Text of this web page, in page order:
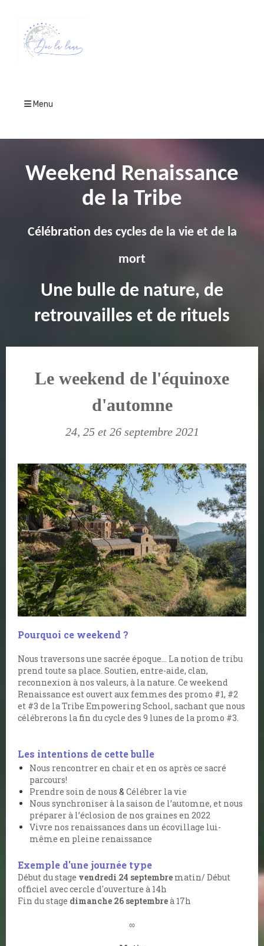
Menu
Weekend Renaissance
de la Tribe
Célébration des cycles de la vie et de la
mort
Une bulle de nature, de
retrouvailles et de rituels
Le weekend de l'équinoxe
d'automne
24, 25 et 26 septembre 2021
Pourquoi ce weekend ?
Nous traversons une sacrée époque… La notion de tribu
prend toute sa place. Soutien, entre-aide, clan,
reconnexion à nos valeurs, à la nature. Ce weekend
Renaissance est ouvert aux femmes des promo #1, #2
et #3 de la Tribe Empowering School, sachant que nous
célébrerons la fin du cycle des 9 lunes de la promo #3.
Les intentions de cette bulle
Nous rencontrer en chair et en os après ce sacré
parcours!
Prendre soin de nous & Célébrer la vie
Nous synchroniser à la saison de l’automne, et nous
préparer à l’éclosion de nos graines en 2022
Vivre nos renaissances dans un écovillage lui-
même en pleine renaissance
Exemple d'une journée type
Début du stage vendredi 24 septembre matin/ Début
officiel avec cercle d'ouverture à 14h
Fin du stage dimanche 26 septembreà 17h
∞